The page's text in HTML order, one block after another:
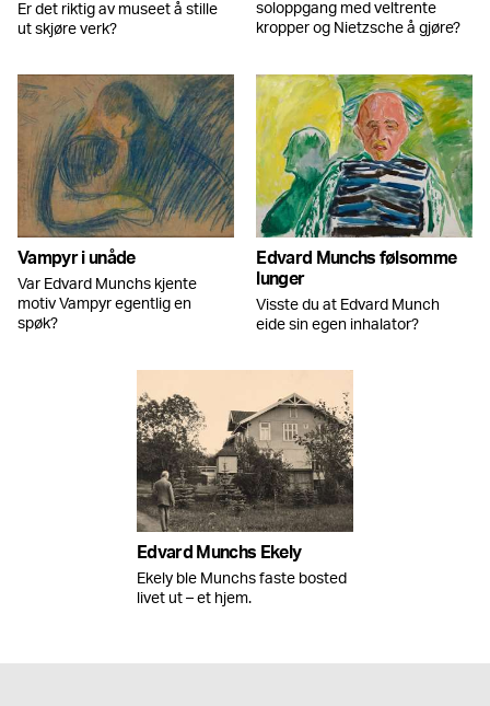
Er det riktig av museet å stille
ut skjøre verk?
soloppgang med veltrente
kropper og Nietzsche å gjøre?
Vampyr i unåde
Var Edvard Munchs kjente
motiv Vampyr egentlig en
spøk?
Edvard Munchs følsomme
lunger
Visste du at Edvard Munch
eide sin egen inhalator?
Edvard Munchs Ekely
Ekely ble Munchs faste bosted
livet ut – et hjem.